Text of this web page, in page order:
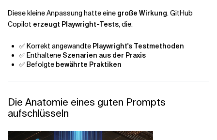
Diese kleine Anpassung hatte eine große Wirkung. GitHub
Copilot erzeugt Playwright-Tests, die:
✅ Korrekt angewandte Playwright's Testmethoden
✅ EnthalteneSzenarien aus der Praxis
✅ Befolgte bewährte Praktiken
Die Anatomie eines guten Prompts
aufschlüsseln